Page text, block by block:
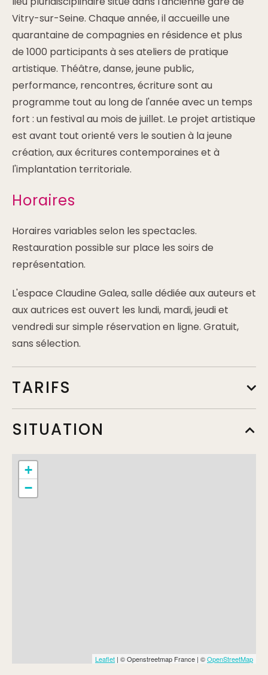
Vitry-sur-Seine. Chaque année, il accueille une
quarantaine de compagnies en résidence et plus
de 1000 participants à ses ateliers de pratique
artistique. Théâtre, danse, jeune public,
performance, rencontres, écriture sont au
programme tout au long de l'année avec un temps
fort : un festival au mois de juillet. Le projet artistique
est avant tout orienté vers le soutien à la jeune
création, aux écritures contemporaines et à
l'implantation territoriale.
Horaires
Horaires variables selon les spectacles.
Restauration possible sur place les soirs de
représentation.
L'espace Claudine Galea, salle dédiée aux auteurs et
aux autrices est ouvert les lundi, mardi, jeudi et
vendredi sur simple réservation en ligne. Gratuit,
sans sélection.
TARIFS
SITUATION
+
−
Leaflet | © Openstreetmap France | ©OpenStreetMap